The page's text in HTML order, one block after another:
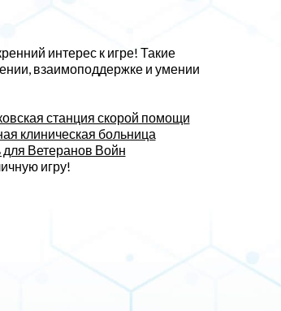
интерес к игре! Такие
взаимоподдержке и умении
станция скорой помощи
клиническая больница
для Ветеранов Войн
игру!